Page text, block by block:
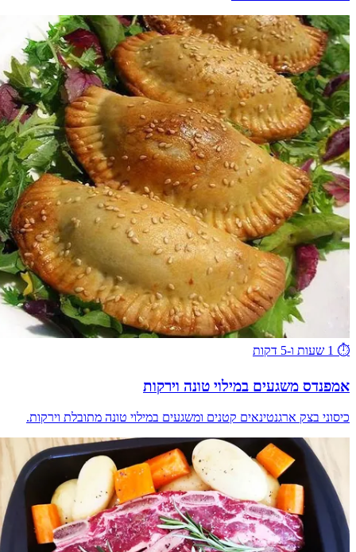
⏱️ 1 שעות ו-5 דקות
אמפנדס משגעים במילוי טונה וירקות
כיסוני בצק ארגנטינאים קטנים ומשגעים במילוי טונה מתובלת וירקות.